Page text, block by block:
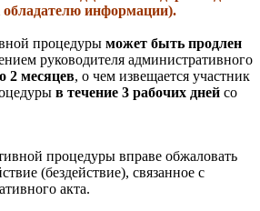
обладателю информации).
процедуры может быть продлен
руководителя административного
2 месяцев, о чем извещается участник
в течение 3 рабочих дней со
процедуры вправе обжаловать
(бездействие), связанное с
акта.